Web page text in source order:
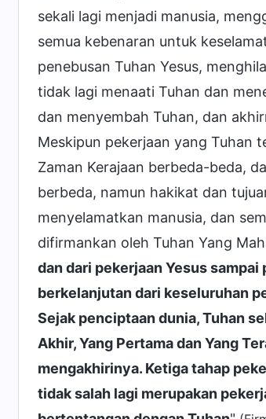
sekali lagi menjadi manusia,
semua kebenaran untuk
penebusan Tuhan Yesus,
tidak lagi menaati Tuhan dan
dan menyembah Tuhan, dan
Meskipun pekerjaan yang Tuhan
Zaman Kerajaan berbeda-beda,
berbeda, namun hakikat dan
menyelamatkan manusia, dan
difirmankan oleh Tuhan Yang
dan dari pekerjaan Yesus
berkelanjutan dari keseluruhan
Sejak penciptaan dunia, Tuhan
Akhir, Yang Pertama dan Yang
mengakhirinya. Ketiga tahap
tidak salah lagi merupakan